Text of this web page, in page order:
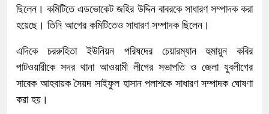
ছিলেন। কমিটিতে এডভোকেট জহির উদ্দিন বাবরকে সাধারণ সম্পাদক করা
হয়েছে। তিনি আগের কমিটিতেও সাধারণ সম্পাদক ছিলেন।
এদিকে চররুহিতা ইউনিয়ন পরিষদের চেয়ারম্যান হুমায়ুন কবির
পাটওয়ারীকে সদর থানা আওয়ামী লীগের সভাপতি ও জেলা যুবলীগের
সাবেক আহবায়ক সৈয়দ সাইফুল হাসান পলাশকে সাধারণ সম্পাদক ঘোষণা
করা হয়।